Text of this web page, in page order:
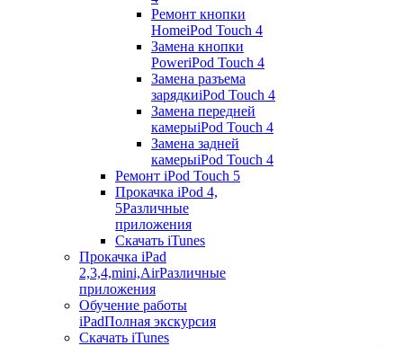
Ремонт кнопки
HomeiPod Touch 4
Замена кнопки
PoweriPod Touch 4
Замена разъема
зарядкиiPod Touch 4
Замена передней
камерыiPod Touch 4
Замена задней
камерыiPod Touch 4
Ремонт iPod Touch 5
Прокачка iPod 4,
5Различные
приложения
Скачать iTunes
Прокачка iPad
2,3,4,mini,AirРазличные
приложения
Обучение работы
iPadПолная экскурсия
Скачать iTunes